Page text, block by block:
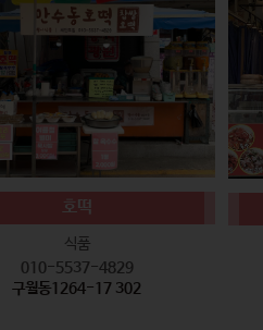
호떡
식품
010-5537-4829
구월동1264-17 302